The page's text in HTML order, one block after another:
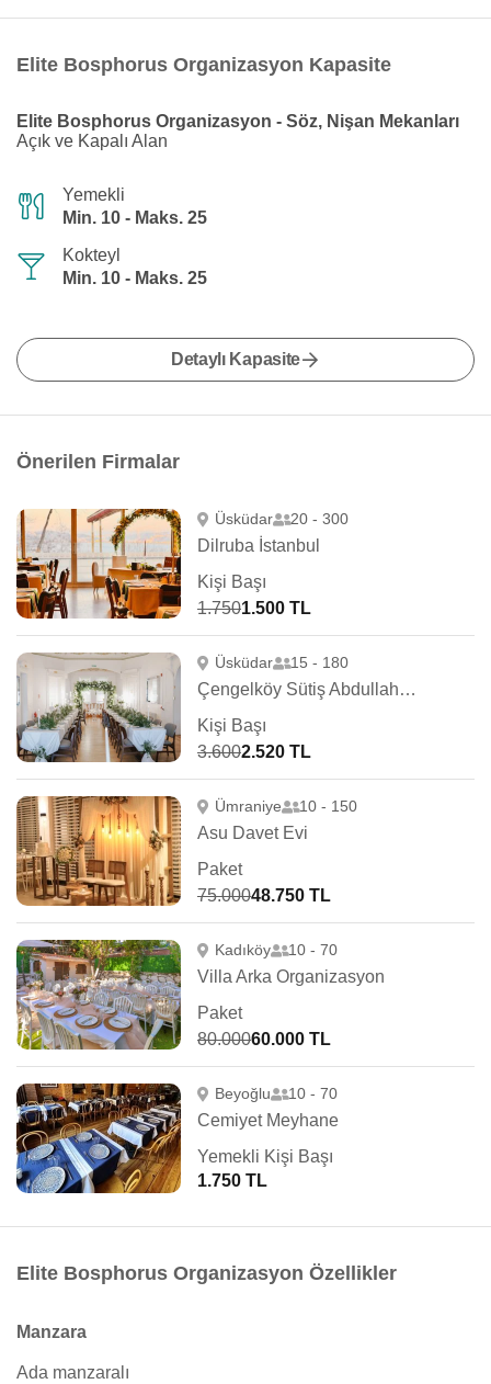
Elite Bosphorus Organizasyon Kapasite
Elite Bosphorus Organizasyon - Söz, Nişan Mekanları
Açık ve Kapalı Alan
Yemekli
Min. 10 - Maks. 25
Kokteyl
Min. 10 - Maks. 25
Detaylı Kapasite
Önerilen Firmalar
Üsküdar 20 - 300
Dilruba İstanbul
Kişi Başı
1.7501.500 TL
Üsküdar 15 - 180
Çengelköy Sütiş Abdullah Ağa Yalısı
Kişi Başı
3.6002.520 TL
Ümraniye 10 - 150
Asu Davet Evi
Paket
75.00048.750 TL
Kadıköy 10 - 70
Villa Arka Organizasyon
Paket
80.00060.000 TL
Beyoğlu 10 - 70
Cemiyet Meyhane
Yemekli Kişi Başı
1.750 TL
Elite Bosphorus Organizasyon Özellikler
Manzara
Ada manzaralı